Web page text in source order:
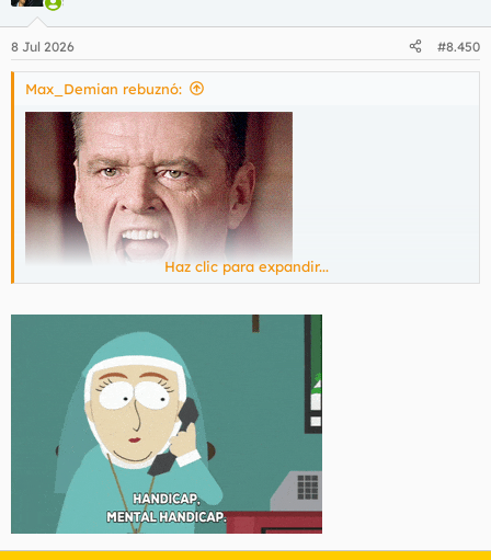
8 Jul 2026 #8.450
Max_Demian rebuznó:
Haz clic para expandir...